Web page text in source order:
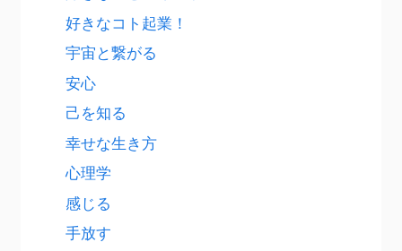
好きなコト起業！
宇宙と繋がる
安心
己を知る
幸せな生き方
心理学
感じる
手放す